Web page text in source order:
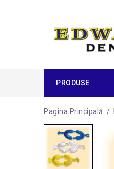
PRODUSE
Pagina Principală /